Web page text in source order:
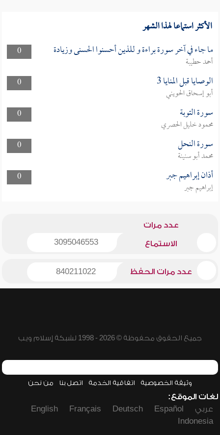
الأكثر استماعا لهذا الشهر
0 ما جاء في آخر سورة براءة و للذين أحسنوا الحسنى وزيادة
أحمد حطيبة
0
الوصايا قبل المنايا 3
أبو إسحاق الحويني
0
سورة التوبة
محمود خليل الحصري
0
سورة النحل
محمد أبو سنينة
0
أذان إبراهيم جبر
إبراهيم جبر
عدد مرات
الاستماع 3095046553
عدد مرات الحفظ 840211022
جميع الحقوق محفوظة © 2026 - 1998 لشبكة إسلام ويب
وثيقة الخصوصية اتفاقية الخدمة اتصل بنا من نحن
لغات الموقع:
عربي
Español
Deutsch
Français
English
Indonesia